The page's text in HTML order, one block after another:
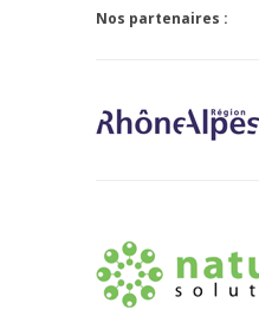
Nos partenaires :